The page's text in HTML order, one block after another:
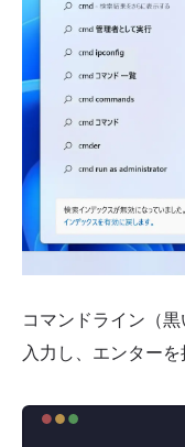
コマンドライン（
入力し、エンターを